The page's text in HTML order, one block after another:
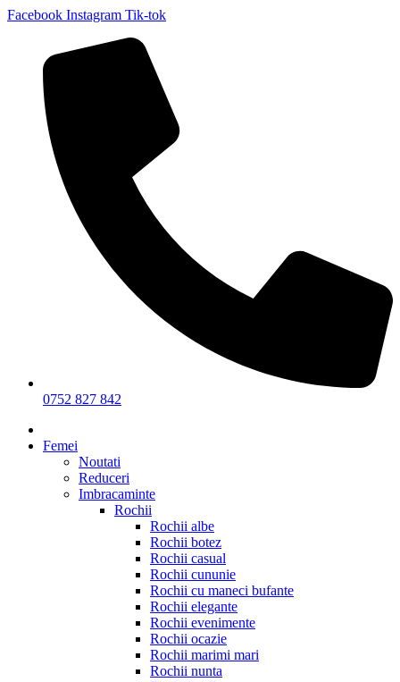
Facebook Instagram Tik-tok
0752 827 842
Femei
Noutati
Reduceri
Imbracaminte
Rochii
Rochii albe
Rochii botez
Rochii casual
Rochii cununie
Rochii cu maneci bufante
Rochii elegante
Rochii evenimente
Rochii ocazie
Rochii marimi mari
Rochii nunta